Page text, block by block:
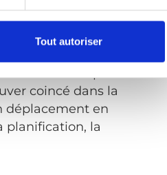
Tout autoriser
est sans aucun
sur Internet de
coincé dans la
déplacement en
planification, la